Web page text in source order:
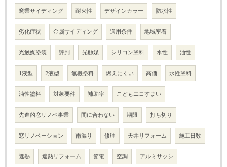
窯業サイディング 耐火性 デザインカラー 防水性
劣化症状 金属サイディング 適用条件 地域密着
光触媒塗装 評判 光触媒 シリコン塗料 水性 油性
1液型 2液型 無機塗料 燃えにくい 高価 水性塗料
油性塗料 対象要件 補助率 こどもエコすまい
先進的窓リノベ事業 間に合わない 期限 打ち切り
窓リノベーション 雨漏り 修理 天井リフォーム 施工日数
遮熱 遮熱リフォーム 節電 空調 アルミサッシ